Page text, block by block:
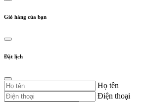
Giỏ hàng của bạn
Đặt lịch
Họ tên
Điện thoại